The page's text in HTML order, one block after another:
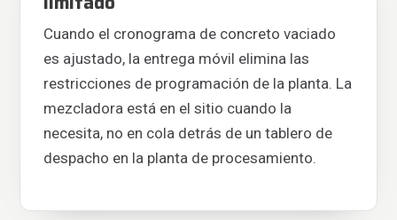
Cuando el cronograma de concreto vaciado
es ajustado, la entrega móvil elimina las
restricciones de programación de la planta. La
mezcladora está en el sitio cuando la
necesita, no en cola detrás de un tablero de
despacho en la planta de procesamiento.